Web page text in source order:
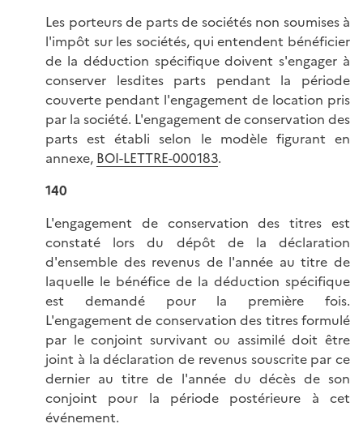
Les porteurs de parts de sociétés non soumises à
l'impôt sur les sociétés, qui entendent bénéficier
de la déduction spécifique doivent s'engager à
conserver lesdites parts pendant la période
couverte pendant l'engagement de location pris
par la société. L'engagement de conservation des
parts est établi selon le modèle figurant en
annexe, BOI-LETTRE-000183.
140
L'engagement de conservation des titres est
constaté lors du dépôt de la déclaration
d'ensemble des revenus de l'année au titre de
laquelle le bénéfice de la déduction spécifique
est demandé pour la première fois.
L'engagement de conservation des titres formulé
par le conjoint survivant ou assimilé doit être
joint à la déclaration de revenus souscrite par ce
dernier au titre de l'année du décès de son
conjoint pour la période postérieure à cet
événement.